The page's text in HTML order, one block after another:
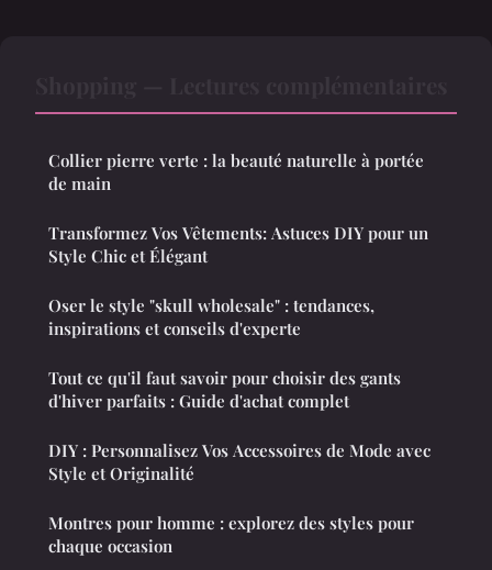
Collier pierre verte : la beauté naturelle à portée
de main
Transformez Vos Vêtements: Astuces DIY pour un
Style Chic et Élégant
Oser le style "skull wholesale" : tendances,
inspirations et conseils d'experte
Tout ce qu'il faut savoir pour choisir des gants
d'hiver parfaits : Guide d'achat complet
DIY : Personnalisez Vos Accessoires de Mode avec
Style et Originalité
Montres pour homme : explorez des styles pour
chaque occasion